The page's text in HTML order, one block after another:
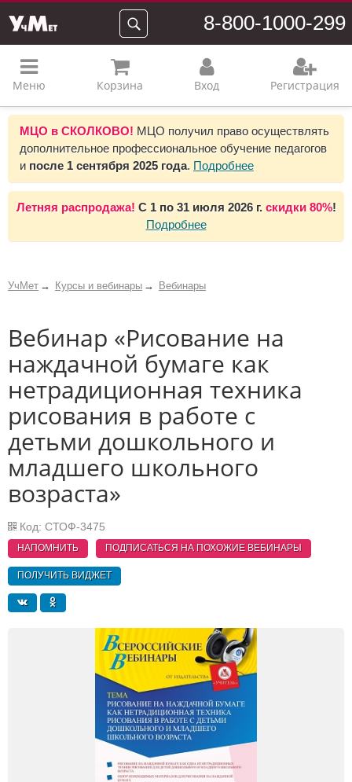
8-800-1000-299
Меню Корзина Вход Регистрация
МЦО в СКОЛКОВО! МЦО получил право осуществлять
дополнительное профессиональное обучение педагогов
и после 1 сентября 2025 года. Подробнее
Летняя распродажа! С 1 по 31 июля 2026 г. скидки 80%!
Подробнее
УчМет Курсы и вебинары Вебинары
Вебинар «Рисование на
наждачной бумаге как
нетрадиционная техника
рисования в работе с
детьми дошкольного и
младшего школьного
возраста»
Код: СТОФ-3475
НАПОМНИТЬ ПОДПИСАТЬСЯ НА ПОХОЖИЕВЕБИНАРЫ
ПОЛУЧИТЬ ВИДЖЕТ